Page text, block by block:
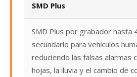
SMD Plus
SMD Plus por grabador hasta
secundario para vehículos
reduciendo las falsas alarmas
hojas, la lluvia y el cambio de